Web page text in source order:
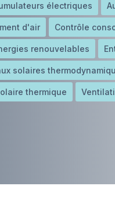
électriques
d'air Contrôle
renouvelables
solaires
thermique